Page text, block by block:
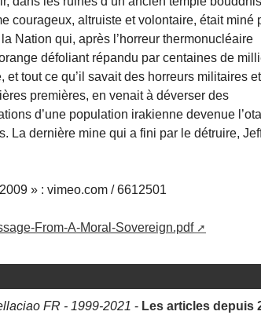
courageux, altruiste et volontaire, était miné
Nation qui, après l’horreur thermonucléaire
défoliant répandu par centaines de
tout ce qu’il savait des horreurs militaires et
premières, en venait à déverser des
d’une population irakienne devenue
La dernière mine qui a fini par le détruire,
» : vimeo.com / 6612501
From-A-Moral-Sovereign.pdf
FR - 1999-2021 - Les articles depuis